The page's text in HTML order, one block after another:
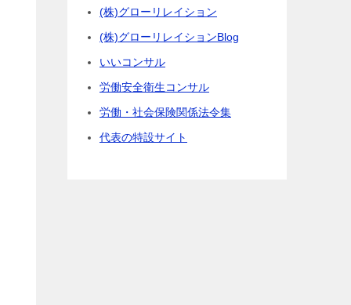
(株)グローリレイション
(株)グローリレイションBlog
いいコンサル
労働安全衛生コンサル
労働・社会保険関係法令集
代表の特設サイト